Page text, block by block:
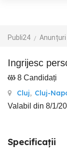
Publi24 Anunțuri
Ingrijesc
8 Candidați
Cluj, Cluj-
Valabil din 8/1/
Specificații